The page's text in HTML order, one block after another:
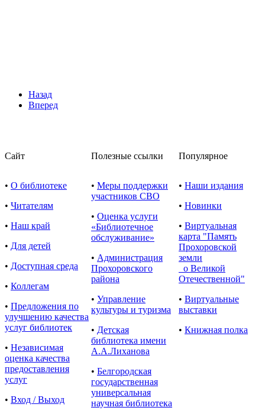
Назад
Вперед
Сайт Полезные ссылки Популярное
• О библиотеке
• Читателям
• Наш край
• Для детей
• Доступная среда
• Коллегам
• Предложения по
улучшению качества
услуг библиотек
• Независимая
оценка качества
предоставления
услуг
• Вход / Выход
• Меры поддержки
участников СВО
• Оценка услуги
«Библиотечное
обслуживание»
• Администрация
Прохоровского
района
• Управление
культуры и туризма
• Детская
библиотека имени
А.А.Лиханова
• Белгородская
государственная
универсальная
научная библиотека
• Наши издания
• Новинки
• Виртуальная
карта "Память
Прохоровской
земли
о Великой
Отечественной"
• Виртуальные
выставки
• Книжная полка